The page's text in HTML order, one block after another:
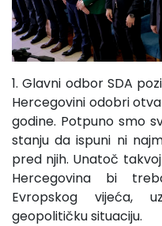
1. Glavni odbor SDA
Hercegovini odobri
godine. Potpuno smo
stanju da ispuni ni
pred njih. Unatoč
Hercegovina bi
Evropskog vijeća,
geopolitičku situaciju.